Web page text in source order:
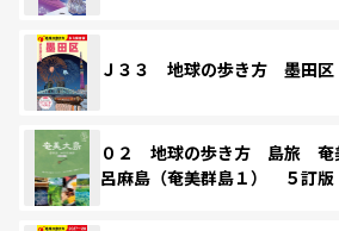
Ｊ３３ 地球の歩き方 墨田区
０２ 地球の歩き方 島旅
呂麻島（奄美群島１） ５訂版